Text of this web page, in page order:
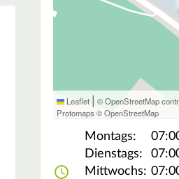
Leaflet | © OpenStreetMap
Protomaps ©OpenStreetMap
Montags:
Dienstags:
Mittwochs: